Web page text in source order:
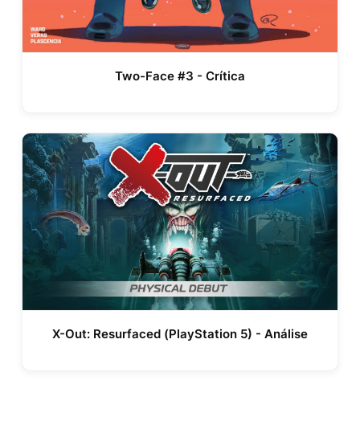
Two-Face #3 - Crítica
X-Out: Resurfaced (PlayStation 5) - Análise